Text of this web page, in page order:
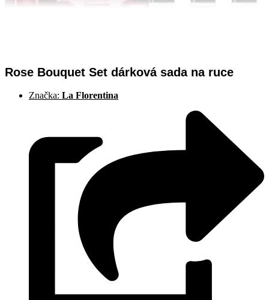
Rose Bouquet Set dárková sada na ruce
Značka: La Florentina